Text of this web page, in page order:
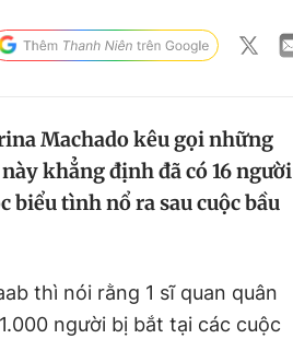
Machado kêu gọi những
khẳng định đã có 16 người
biểu tình nổ ra sau cuộc bầu
thì nói rằng 1 sĩ quan quân
người bị bắt tại các cuộc